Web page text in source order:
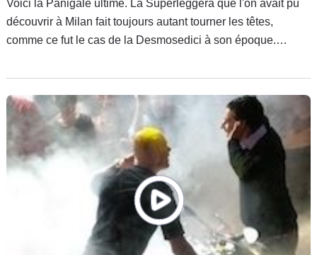
Voici la Panigale ultime. La Superleggera que l'on avait pu
découvrir à Milan fait toujours autant tourner les têtes,
comme ce fut le cas de la Desmosedici à son époque.
modèle exclusif est exposé sur un présentoir tournant
détaillant sur l'une de ses facettes toutes les pièces en
carbone présentes sur la moto.